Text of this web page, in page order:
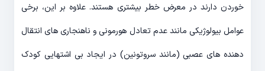
خوردن دارند در معرض خطر بیشتری هستند. علاوه بر این، برخی
عوامل بیولوژیکی مانند عدم تعادل هورمونی و ناهنجاری های انتقال
دهنده های عصبی (مانند سروتونین) در ایجاد بی اشتهایی کودک